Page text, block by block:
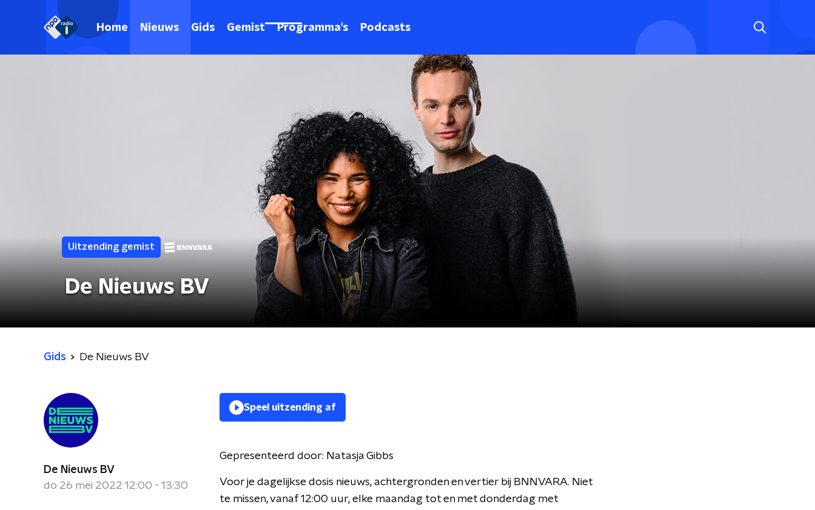
Home Nieuws Gids Gemist Programma's Podcasts
Uitzending gemist
De Nieuws BV
Gids De Nieuws BV
De Nieuws BV
do 26 mei 2022 12:00 - 13:30
Speel uitzending af
Gepresenteerd door: Natasja Gibbs
Voor je dagelijkse dosis nieuws, achtergronden en vertier bij BNNVARA. Niet
te missen, vanaf 12:00 uur, elke maandag tot en met donderdag met